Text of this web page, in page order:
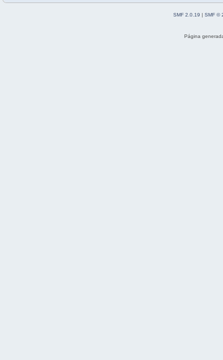
SMF 2.0.19 | SMF ©
Página